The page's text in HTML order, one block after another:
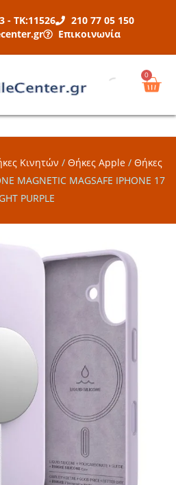
- ΤΚ:11526
210 77 05 150
Επικοινωνία
0
Κινητών / Θήκες Apple / Θήκες
MAGNETIC MAGSAFE IPHONE 17
PURPLE